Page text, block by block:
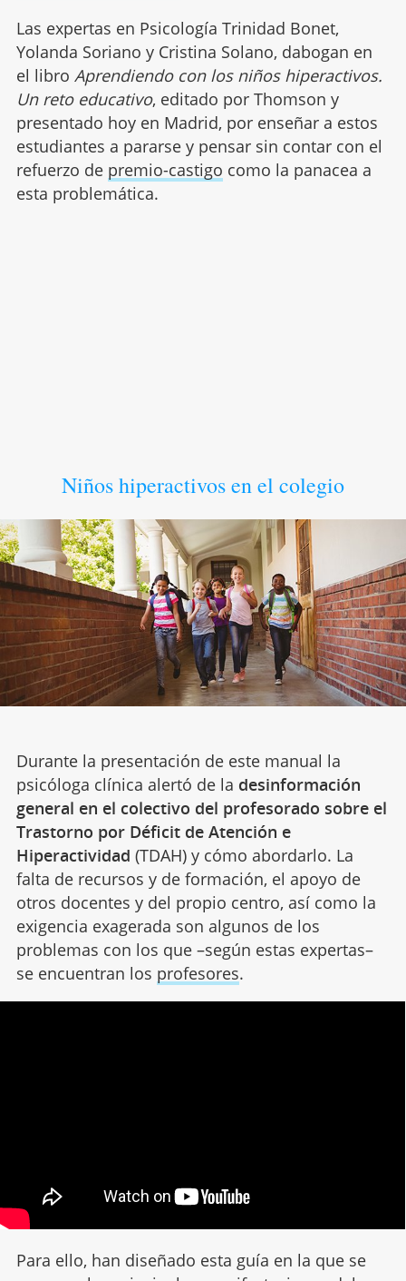
Las expertas en Psicología Trinidad Bonet,
Yolanda Soriano y Cristina Solano, dabogan en
el libro Aprendiendo con los niños hiperactivos.
Un reto educativo, editado por Thomson y
presentado hoy en Madrid, por enseñar a estos
estudiantes a pararse y pensar sin contar con el
refuerzo de premio-castigo como la panacea a
esta problemática.
Niños hiperactivos en el colegio
Durante la presentación de este manual la
psicóloga clínica alertó de la desinformación
general en el colectivo del profesorado sobre el
Trastorno por Déficit de Atención e
Hiperactividad (TDAH) y cómo abordarlo. La
falta de recursos y de formación, el apoyo de
otros docentes y del propio centro, así como la
exigencia exagerada son algunos de los
problemas con los que –según estas expertas–
se encuentran los profesores.
Para ello, han diseñado esta guía en la que se